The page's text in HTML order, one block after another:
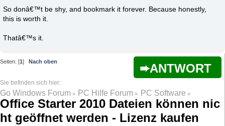
So donâ€™t be shy, and bookmark it forever. Because honestly,
this is worth it.
Thatâ€™s it.
ANTWORT
Seiten: [1] Nach oben
Go Windows Forum » PC Hilfe Forum » PC Software »
Office Starter 2010 Dateien können nic
ht geöffnet werden - Lizenz kaufen